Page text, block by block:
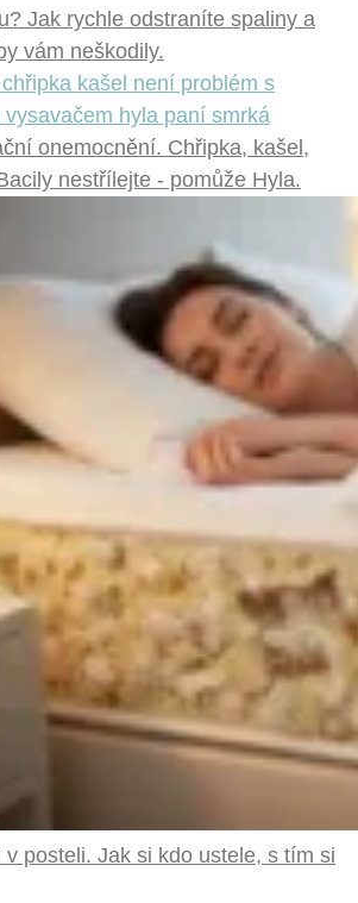
Jak rychle odstraníte spaliny a
vám neškodily.
onemocnění. Chřipka, kašel,
nestřílejte - pomůže Hyla.
v posteli. Jak si kdo ustele, s tím si